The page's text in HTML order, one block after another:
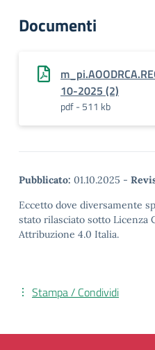
Documenti
10-2025 (2)
pdf - 511 kb
Pubblicato: 01.10.2025 -
Eccetto dove diversamente
stato rilasciato sotto Licenza
Attribuzione 4.0 Italia.
Stampa / Condividi